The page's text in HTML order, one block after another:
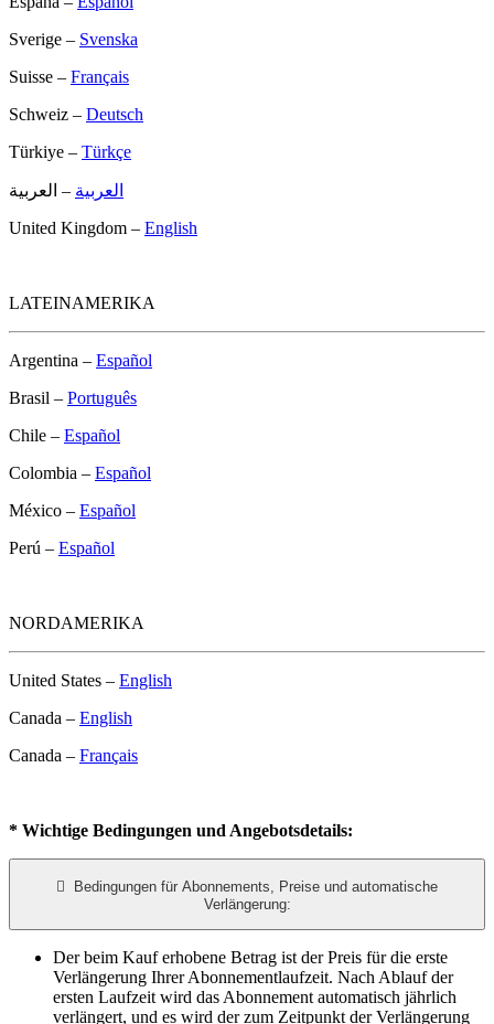
Sverige – Svenska
Suisse – Français
Schweiz – Deutsch
Türkiye – Türkçe
العربية – العربية
United Kingdom – English
LATEINAMERIKA
Argentina – Español
Brasil – Português
Chile – Español
Colombia – Español
México – Español
Perú – Español
NORDAMERIKA
United States – English
Canada – English
Canada – Français
* Wichtige Bedingungen und Angebotsdetails:

Bedingungen für Abonnements, Preise und automatische
Verlängerung:
Der beim Kauf erhobene Betrag ist der Preis für die erste
Verlängerung Ihrer Abonnementlaufzeit. Nach Ablauf der
ersten Laufzeit wird das Abonnement automatisch jährlich
verlängert, und es wird der zum Zeitpunkt der Verlängerung